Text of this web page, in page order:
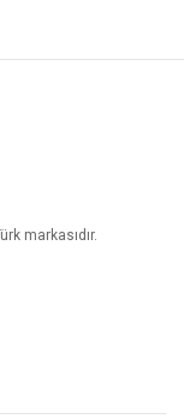
markasıdır.